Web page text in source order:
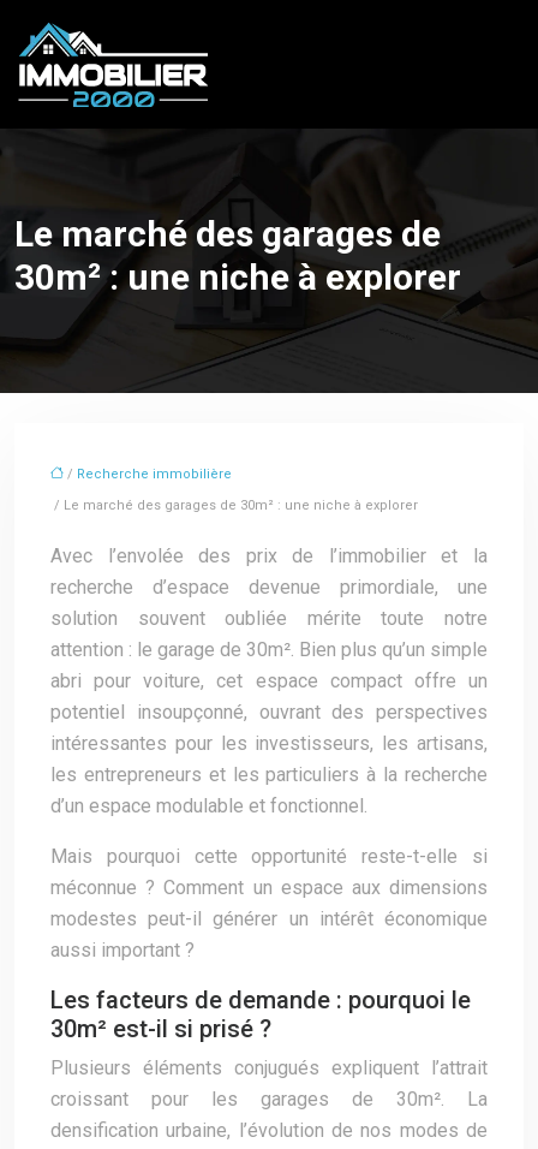
Le marché des garages de
30m² : une niche à explorer
/ Recherche immobilière
/ Le marché des garages de 30m² : une niche à explorer
Avec l’envolée des prix de l’immobilier et la
recherche d’espace devenue primordiale, une
solution souvent oubliée mérite toute notre
attention : le garage de 30m². Bien plus qu’un simple
abri pour voiture, cet espace compact offre un
potentiel insoupçonné, ouvrant des perspectives
intéressantes pour les investisseurs, les artisans,
les entrepreneurs et les particuliers à la recherche
d’un espace modulable et fonctionnel.
Mais pourquoi cette opportunité reste-t-elle si
méconnue ? Comment un espace aux dimensions
modestes peut-il générer un intérêt économique
aussi important ?
Les facteurs de demande : pourquoi le
30m² est-il si prisé ?
Plusieurs éléments conjugués expliquent l’attrait
croissant pour les garages de 30m². La
densification urbaine, l’évolution de nos modes de